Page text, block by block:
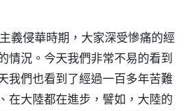
義侵華時期，大家深受慘痛的經
情況。今天我們非常不易的看到
我們也看到了經過一百多年苦難
在大陸都在進步，譬如，大陸的